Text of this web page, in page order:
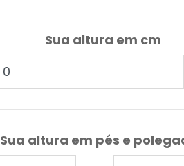
Sua altura em cm
Sua altura em pés e